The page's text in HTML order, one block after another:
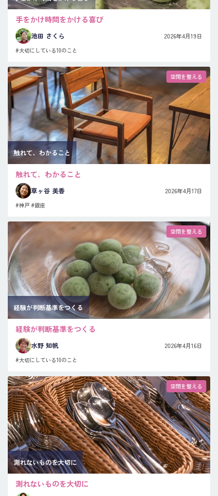
手をかけ時間をかける喜び
池田 さくら 2026年4月19日
#大切にしている10のこと
空間を整える
触れて、わかること
触れて、わかること
草ヶ谷 美香 2026年4月17日
#神戸#銀座
空間を整える
経験が判断基準をつくる
経験が判断基準をつくる
水野 知帆 2026年4月16日
#大切にしている10のこと
空間を整える
測れないものを大切に
測れないものを大切に